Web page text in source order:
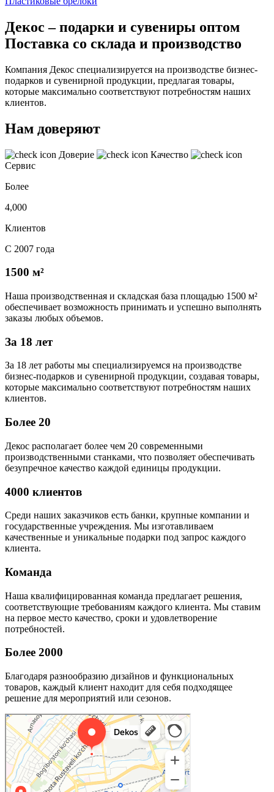
Декос – подарки и сувениры оптом
Поставка со склада и производство
Компания Декос специализируется на производстве бизнес-
подарков и сувенирной продукции, предлагая товары,
которые максимально соответствуют потребностям наших
клиентов.
Нам доверяют
Доверие
Качество
Сервис
Более
4,000
Клиентов
С 2007 года
1500 м²
Наша производственная и складская база площадью 1500 м²
обеспечивает возможность принимать и успешно выполнять
заказы любых объемов.
За 18 лет
За 18 лет работы мы специализируемся на производстве
бизнес-подарков и сувенирной продукции, создавая товары,
которые максимально соответствуют потребностям наших
клиентов.
Более 20
Декос располагает более чем 20 современными
производственными станками, что позволяет обеспечивать
безупречное качество каждой единицы продукции.
4000 клиентов
Среди наших заказчиков есть банки, крупные компании и
государственные учреждения. Мы изготавливаем
качественные и уникальные подарки под запрос каждого
клиента.
Команда
Наша квалифицированная команда предлагает решения,
соответствующие требованиям каждого клиента. Мы ставим
на первое место качество, сроки и удовлетворение
потребностей.
Более 2000
Благодаря разнообразию дизайнов и функциональных
товаров, каждый клиент находит для себя подходящее
решение для мероприятий или сезонов.